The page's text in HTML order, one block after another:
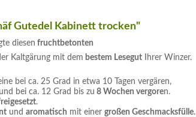
Gutedel Kabinett trocken"
diesen fruchtbetonten
Kaltgärung mit dem bestem Lesegut Ihrer Winzer.
bei ca. 25 Grad in etwa 10 Tagen vergären,
und bei ca. 12 Grad bis zu 8 Wochen vergoren.
.
und aromatisch mit einer großen Geschmacksfülle.